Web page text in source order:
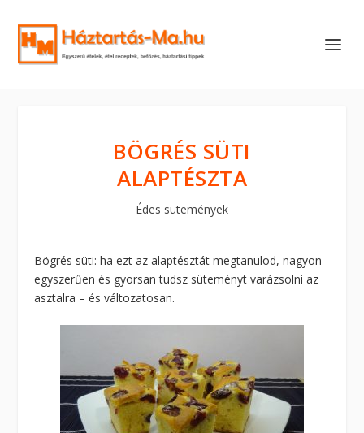
BÖGRÉS SÜTI
ALAPTÉSZTA
Édes sütemények
Bögrés süti: ha ezt az alaptésztát megtanulod, nagyon
egyszerűen és gyorsan tudsz süteményt varázsolni az
asztalra – és változatosan.